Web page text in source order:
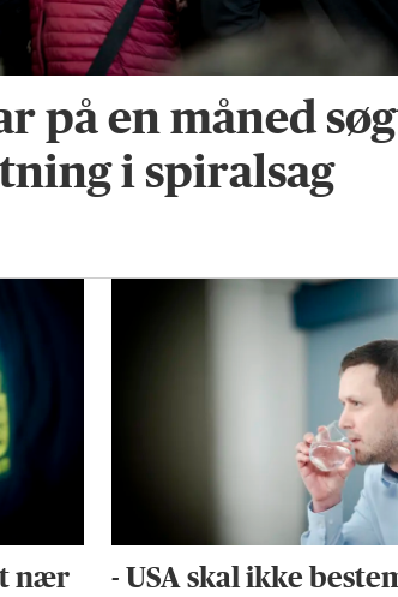
på en måned
i spiralsag
nær
- USA skal ikke